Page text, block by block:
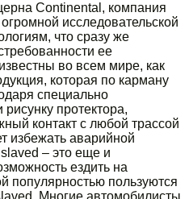
Continental, компания
исследовательской
что сразу же
ее
во всем мире, как
которая по карману
специально
протектора,
контакт с любой трассой
избежать аварийной
– это еще и
ездить на
популярностью пользуются
Многие автомобилисты